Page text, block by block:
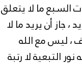
السبع ما لا يتعلق
، جاز أن يريد ما لا
، ليس مع الله
التبعية لا رتبة